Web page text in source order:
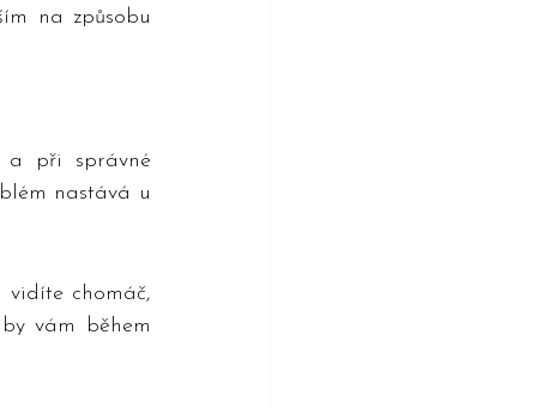
na způsobu
a při správné
nastává u
vidíte chomáč,
vám během